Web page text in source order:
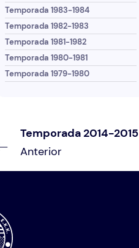
Temporada 1983-1984
Temporada 1982-1983
Temporada 1981-1982
Temporada 1980-1981
Temporada 1979-1980
Temporada 2014-2015
Anterior